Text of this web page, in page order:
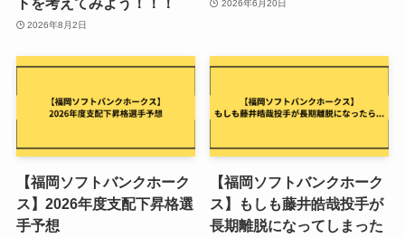
2026年8月2日
2026年6月20日
【福岡ソフトバンクホーク
ス】2026年度支配下昇格選
手予想
【福岡ソフトバンクホーク
ス】もしも藤井皓哉投手が
長期離脱になってしまった